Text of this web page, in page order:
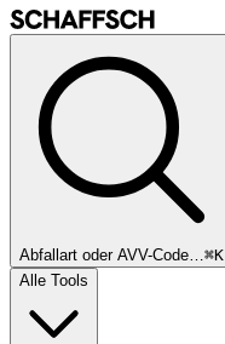
Abfallart oder AVV-Code…⌘K
Alle Tools